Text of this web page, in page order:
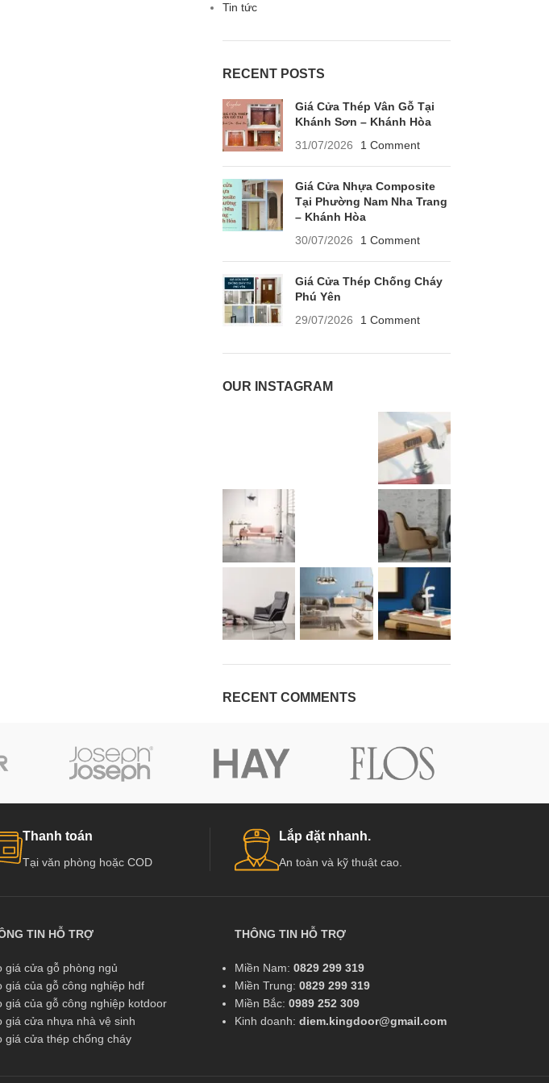
Tin tức
RECENT POSTS
Giá Cửa Thép Vân Gỗ Tại
Khánh Sơn – Khánh Hòa
31/07/2026
1 Comment
Giá Cửa Nhựa Composite
Tại Phường Nam Nha Trang
– Khánh Hòa
30/07/2026
1 Comment
Giá Cửa Thép Chống Cháy
Phú Yên
29/07/2026
1 Comment
OUR INSTAGRAM
RECENT COMMENTS
Thanh toán
Tại văn phòng hoặc COD
Lắp đặt nhanh.
An toàn và kỹ thuật cao.
TIN HỖ TRỢ
giá cửa gỗ phòng ngủ
giá của gỗ công nghiệp hdf
giá của gỗ công nghiệp kotdoor
giá cửa nhựa nhà vệ sinh
giá cửa thép chống cháy
THÔNG TIN HỖ TRỢ
Miền Nam: 0829 299 319
Miền Trung: 0829 299 319
Miền Bắc: 0989 252 309
Kinh doanh: diem.kingdoor@gmail.com